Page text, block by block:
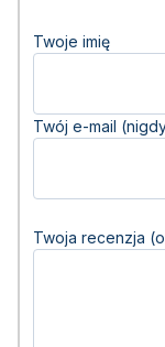
Twoje imię
Twój e-mail
Twoja recenzja